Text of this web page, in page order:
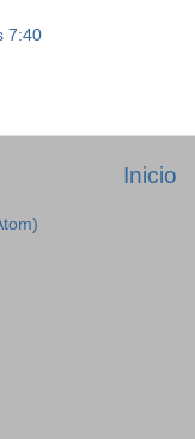
7:40
Inicio